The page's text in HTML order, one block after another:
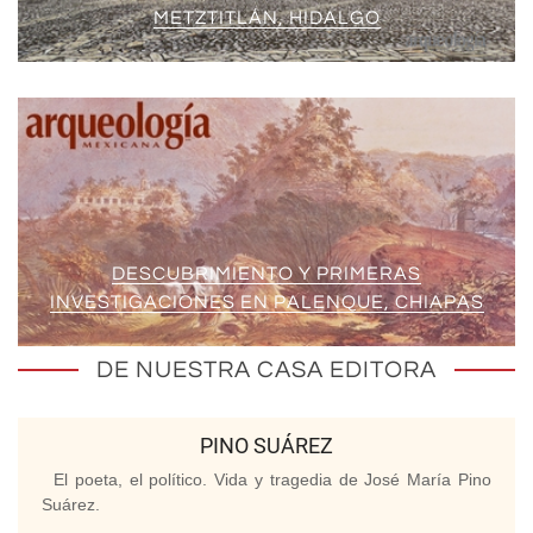
METZTITLÁN, HIDALGO
DESCUBRIMIENTO Y PRIMERAS
INVESTIGACIONES EN PALENQUE, CHIAPAS
DE NUESTRA CASA EDITORA
PINO SUÁREZ
El poeta, el político. Vida y tragedia de José María Pino
Suárez.